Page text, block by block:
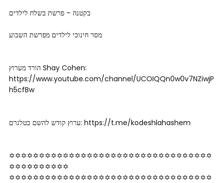
בקטנה – פרשת בשלח לילדים
מסר חינוכי לילדים מפרשת השבוע
הורד מערוץ Shay Cohen:
https://www.youtube.com/channel/UCOIQQn0w0v7NZiwjP
h5cfBw
ערוץ קודש להשם בטלגרם: https://t.me/kodeshlahashem
✡✡✡✡✡✡✡✡✡✡✡✡✡✡✡✡✡✡✡✡✡✡✡✡✡✡✡✡✡✡✡✡✡✡
✡✡✡✡✡✡­­✡✡✡✡
✡✡✡✡✡✡✡✡✡✡✡✡✡✡✡✡✡✡✡✡✡✡✡✡✡✡✡✡✡✡✡✡✡✡